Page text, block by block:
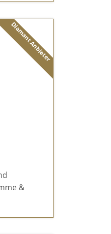
Diamant Anbieter
&